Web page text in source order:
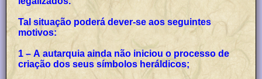
Tal situação poderá dever-se aos seguintes
motivos:
1 – A autarquia ainda não iniciou o processo de
criação dos seus símbolos heráldicos;